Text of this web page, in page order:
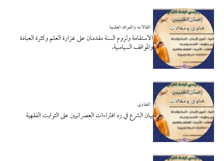
المقالات والفوائد العلمية
الاستقامة ولزوم السنة مقدمان على غزارة العلم وكثرة العبادة
والمواقف السياسية.
الفتاوى
بيان الشرع في رد افتراءات العصرانيين على الثوابت الفقهية